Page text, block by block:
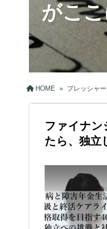
がこ
HOME » プレッシャ
ファイナン
たら、独立